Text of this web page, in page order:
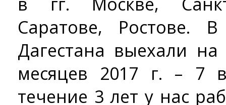
Саратове, Ростове.
Дагестана выехали
месяцев 2017 г. – 7
течение 3 лет у нас